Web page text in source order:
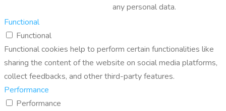
any personal data.
Functional
Functional
Functional cookies help to perform certain functionalities like
sharing the content of the website on social media platforms,
collect feedbacks, and other third-party features.
Performance
Performance